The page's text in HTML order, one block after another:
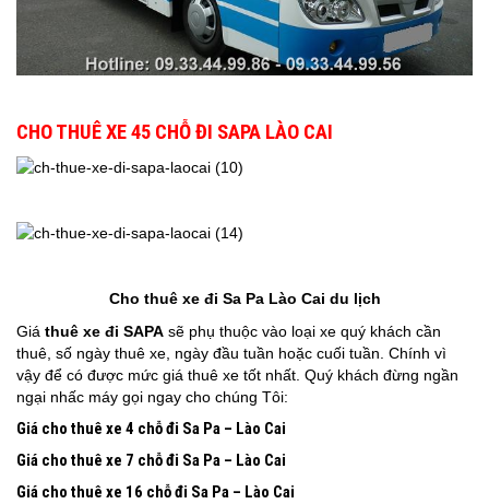
CHO THUÊ XE 45 CHỖ ĐI SAPA LÀO CAI
Cho thuê xe đi Sa Pa Lào Cai du lịch
Giá thuê xe đi SAPA sẽ phụ thuộc vào loại xe quý khách cần
thuê, số ngày thuê xe, ngày đầu tuần hoặc cuối tuần. Chính vì
vậy để có được mức giá thuê xe tốt nhất. Quý khách đừng ngần
ngại nhấc máy gọi ngay cho chúng Tôi:
Giá cho thuê xe 4 chỗđi Sa Pa – Lào Cai
Giá cho thuê xe 7 chỗđi Sa Pa – Lào Cai
Giá cho thuê xe 16 chỗđi Sa Pa – Lào Cai